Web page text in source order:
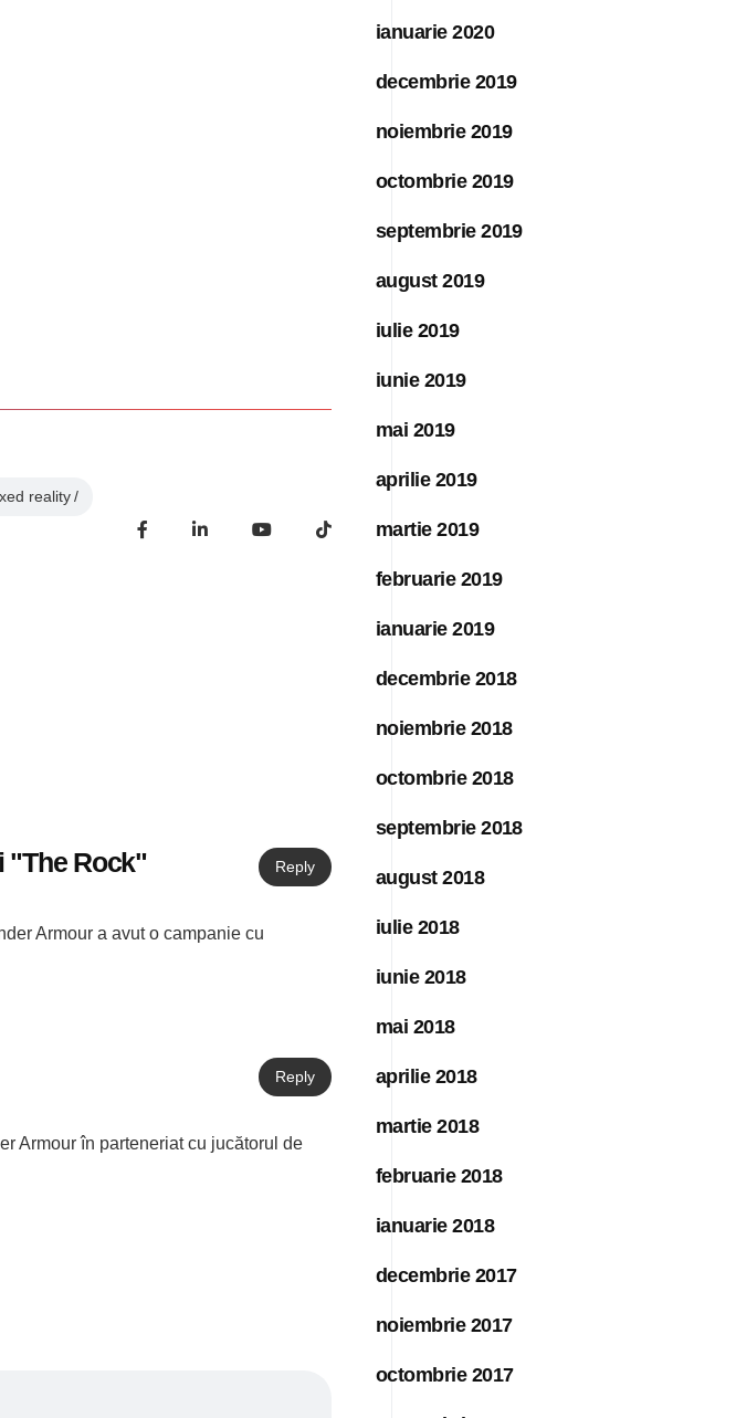
reality
"The Rock" Reply
Armour a avut o campanie cu
Reply
Armour în parteneriat cu jucătorul de
ianuarie 2020
decembrie 2019
noiembrie 2019
octombrie 2019
septembrie 2019
august 2019
iulie 2019
iunie 2019
mai 2019
aprilie 2019
martie 2019
februarie 2019
ianuarie 2019
decembrie 2018
noiembrie 2018
octombrie 2018
septembrie 2018
august 2018
iulie 2018
iunie 2018
mai 2018
aprilie 2018
martie 2018
februarie 2018
ianuarie 2018
decembrie 2017
noiembrie 2017
octombrie 2017